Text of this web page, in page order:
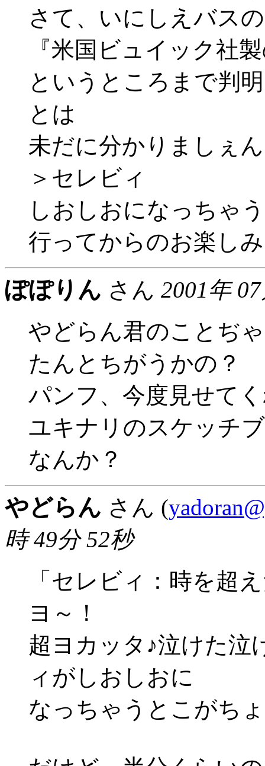
さて、いにしえバス
『米国ビュイック社
というところまで判
とは
未だに分かりましぇ
＞セレビィ
しおしおになっちゃ
行ってからのお楽し
ぽぽりん さん 2001年
やどらん君のことぢ
たんとちがうかの？
パンフ、今度見せて
ユキナリのスケッチ
なんか？
やどらん さん (
時 49分 52秒
「セレビィ：時を超
ヨ～！
超ヨカッタ♪泣けた
ィがしおしおに
なっちゃうとこがち